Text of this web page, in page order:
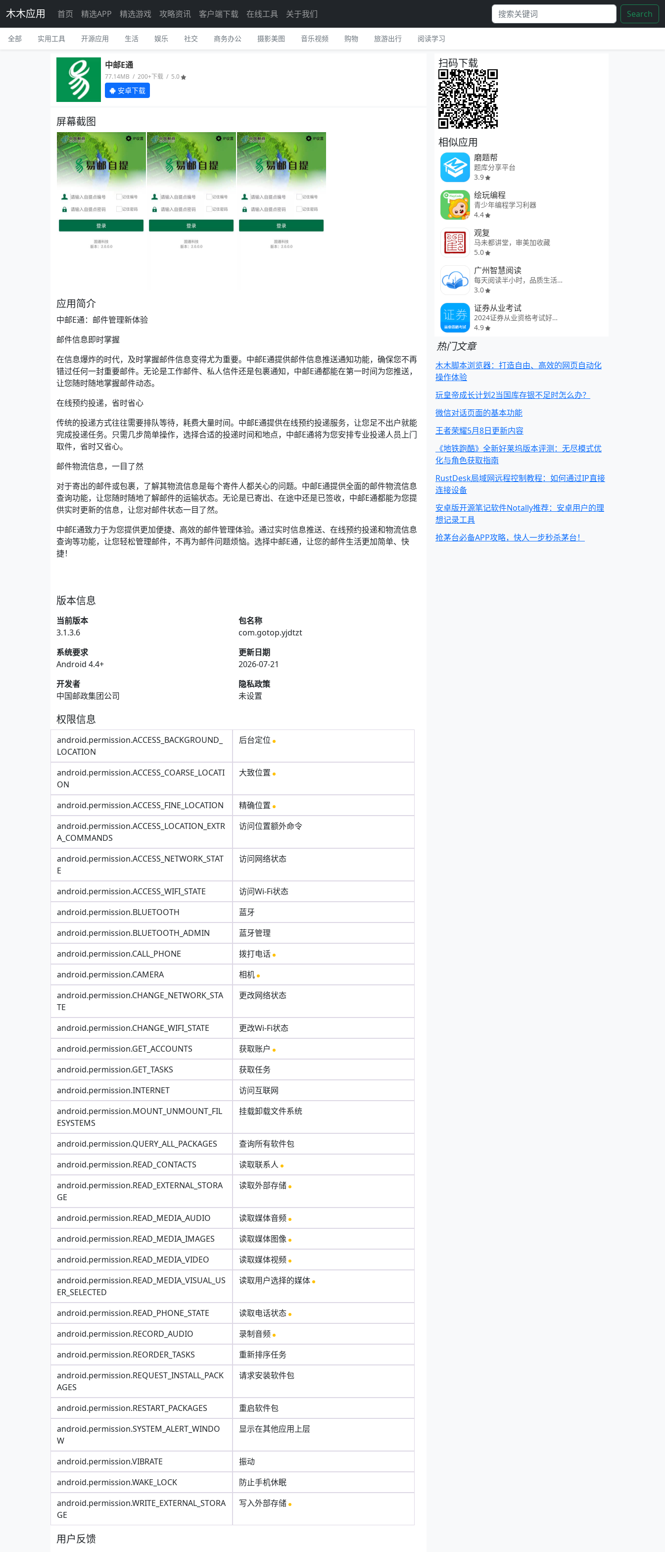
木木应用 首页 精选APP 精选游戏 攻略资讯 客户端下载 在线工具 关于我们 Search
全部 实用工具 开源应用 生活 娱乐 社交 商务办公 摄影美图 音乐视频 购物 旅游出行 阅读学习
中邮E通
77.14MB / 200+下载 / 5.0
安卓下载
屏幕截图
应用简介
中邮E通：邮件管理新体验
邮件信息即时掌握
在信息爆炸的时代，及时掌握邮件信息变得尤为重要。中邮E通提供邮件信息推送通知功能，确保您不再
错过任何一封重要邮件。无论是工作邮件、私人信件还是包裹通知，中邮E通都能在第一时间为您推送，
让您随时随地掌握邮件动态。
在线预约投递，省时省心
传统的投递方式往往需要排队等待，耗费大量时间。中邮E通提供在线预约投递服务，让您足不出户就能
完成投递任务。只需几步简单操作，选择合适的投递时间和地点，中邮E通将为您安排专业投递人员上门
取件，省时又省心。
邮件物流信息，一目了然
对于寄出的邮件或包裹，了解其物流信息是每个寄件人都关心的问题。中邮E通提供全面的邮件物流信息
查询功能，让您随时随地了解邮件的运输状态。无论是已寄出、在途中还是已签收，中邮E通都能为您提
供实时更新的信息，让您对邮件状态一目了然。
中邮E通致力于为您提供更加便捷、高效的邮件管理体验。通过实时信息推送、在线预约投递和物流信息
查询等功能，让您轻松管理邮件，不再为邮件问题烦恼。选择中邮E通，让您的邮件生活更加简单、快
捷！
版本信息
当前版本
3.1.3.6
包名称
com.gotop.yjdtzt
系统要求
Android 4.4+
更新日期
2026-07-21
开发者
中国邮政集团公司
隐私政策
未设置
权限信息
android.permission.ACCESS_BACKGROUND_
LOCATION
后台定位
android.permission.ACCESS_COARSE_LOCATI
ON
大致位置
android.permission.ACCESS_FINE_LOCATION
精确位置
android.permission.ACCESS_LOCATION_EXTR
A_COMMANDS
访问位置额外命令
android.permission.ACCESS_NETWORK_STAT
E
访问网络状态
android.permission.ACCESS_WIFI_STATE
访问Wi-Fi状态
android.permission.BLUETOOTH
蓝牙
android.permission.BLUETOOTH_ADMIN
蓝牙管理
android.permission.CALL_PHONE
拨打电话
android.permission.CAMERA
相机
android.permission.CHANGE_NETWORK_STA
TE
更改网络状态
android.permission.CHANGE_WIFI_STATE
更改Wi-Fi状态
android.permission.GET_ACCOUNTS
获取账户
android.permission.GET_TASKS
获取任务
android.permission.INTERNET
访问互联网
android.permission.MOUNT_UNMOUNT_FIL
ESYSTEMS
挂载卸载文件系统
android.permission.QUERY_ALL_PACKAGES
查询所有软件包
android.permission.READ_CONTACTS
读取联系人
android.permission.READ_EXTERNAL_STORA
GE
读取外部存储
android.permission.READ_MEDIA_AUDIO
读取媒体音频
android.permission.READ_MEDIA_IMAGES
读取媒体图像
android.permission.READ_MEDIA_VIDEO
读取媒体视频
android.permission.READ_MEDIA_VISUAL_US
ER_SELECTED
读取用户选择的媒体
android.permission.READ_PHONE_STATE
读取电话状态
android.permission.RECORD_AUDIO
录制音频
android.permission.REORDER_TASKS
重新排序任务
android.permission.REQUEST_INSTALL_PACK
AGES
请求安装软件包
android.permission.RESTART_PACKAGES
重启软件包
android.permission.SYSTEM_ALERT_WINDO
W
显示在其他应用上层
android.permission.VIBRATE
振动
android.permission.WAKE_LOCK
防止手机休眠
android.permission.WRITE_EXTERNAL_STORA
GE
写入外部存储
用户反馈
扫码下载
相似应用
磨题帮
题库分享平台
3.9
绘玩编程
青少年编程学习利器
4.4
观复
马未都讲堂，审美加收藏
5.0
广州智慧阅读
每天阅读半小时，品质生活一辈子
3.0
证券从业考试
2024证券从业资格考试好助手
4.9
热门文章
木木脚本浏览器：打造自由、高效的网页自动化
操作体验
玩皇帝成长计划2当国库存银不足时怎么办？
微信对话页面的基本功能
王者荣耀5月8日更新内容
《地铁跑酷》全新好莱坞版本评测：无尽模式优
化与角色获取指南
RustDesk局域网远程控制教程：如何通过IP直接
连接设备
安卓版开源笔记软件Notally推荐：安卓用户的理
想记录工具
抢茅台必备APP攻略，快人一步秒杀茅台！